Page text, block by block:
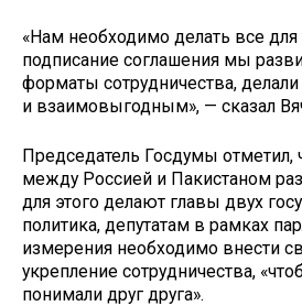
«Нам необходимо делать все для
подписание соглашения мы
форматы сотрудничества,
и взаимовыгодным», — сказал
Председатель Госдумы отметил,
между Россией и Пакистаном
для этого делают главы двух
политика, депутатам в рамках
измерения необходимо внести
укрепление сотрудничества,
понимали друг друга».